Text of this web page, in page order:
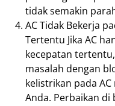
tidak semakin
AC Tidak Bekerja
Tertentu Jika AC
kecepatan
masalah dengan
kelistrikan pada
Anda. Perbaikan di